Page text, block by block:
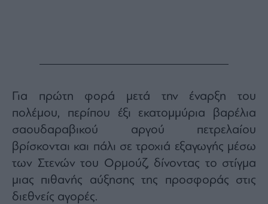
Για πρώτη φορά μετά την έναρξη του
πολέμου, περίπου έξι εκατομμύρια βαρέλια
σαουδαραβικού αργού πετρελαίου
βρίσκονται και πάλι σε τροχιά εξαγωγής μέσω
των Στενών του Ορμούζ, δίνοντας το στίγμα
μιας πιθανής αύξησης της προσφοράς στις
διεθνείς αγορές.